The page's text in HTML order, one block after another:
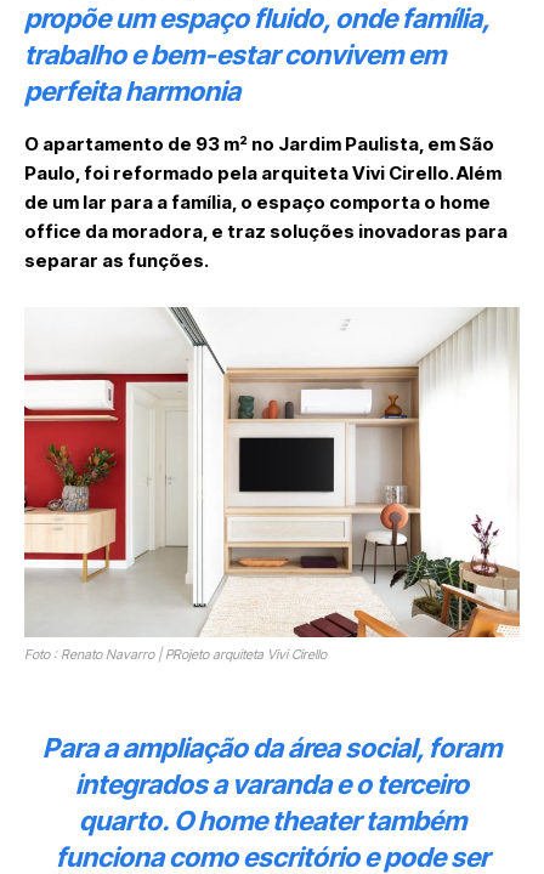
propõe um espaço fluido, onde família,
trabalho e bem-estar convivem em
perfeita harmonia
O apartamento de 93 m² no Jardim Paulista, em São
Paulo, foi reformado pela arquitetaVivi Cirello. Além
de um lar para a família, o espaço comporta o home
office da moradora, e traz soluções inovadoras para
separar as funções.
Foto : Renato Navarro | PRojeto arquiteta Vivi Cirello
Para a ampliação da área social, foram
integrados a varanda e o terceiro
quarto. O home theater também
funciona como escritório e pode ser